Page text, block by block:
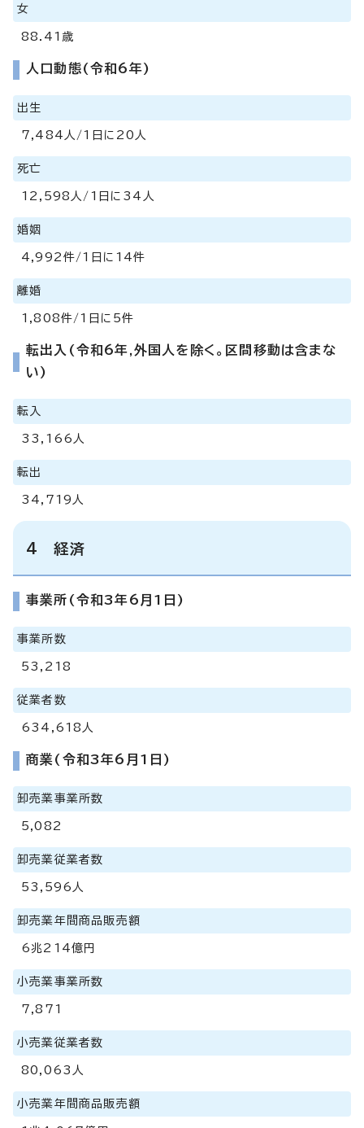
女
88.41歳
人口動態(令和6年)
出生
7,484人/1日に20人
死亡
12,598人/1日に34人
婚姻
4,992件/1日に14件
離婚
1,808件/1日に5件
転出入(令和6年,外国人を除く。区間移動は含まな
い)
転入
33,166人
転出
34,719人
4 経済
事業所(令和3年6月1日)
事業所数
53,218
従業者数
634,618人
商業(令和3年6月1日)
卸売業事業所数
5,082
卸売業従業者数
53,596人
卸売業年間商品販売額
6兆214億円
小売業事業所数
7,871
小売業従業者数
80,063人
小売業年間商品販売額